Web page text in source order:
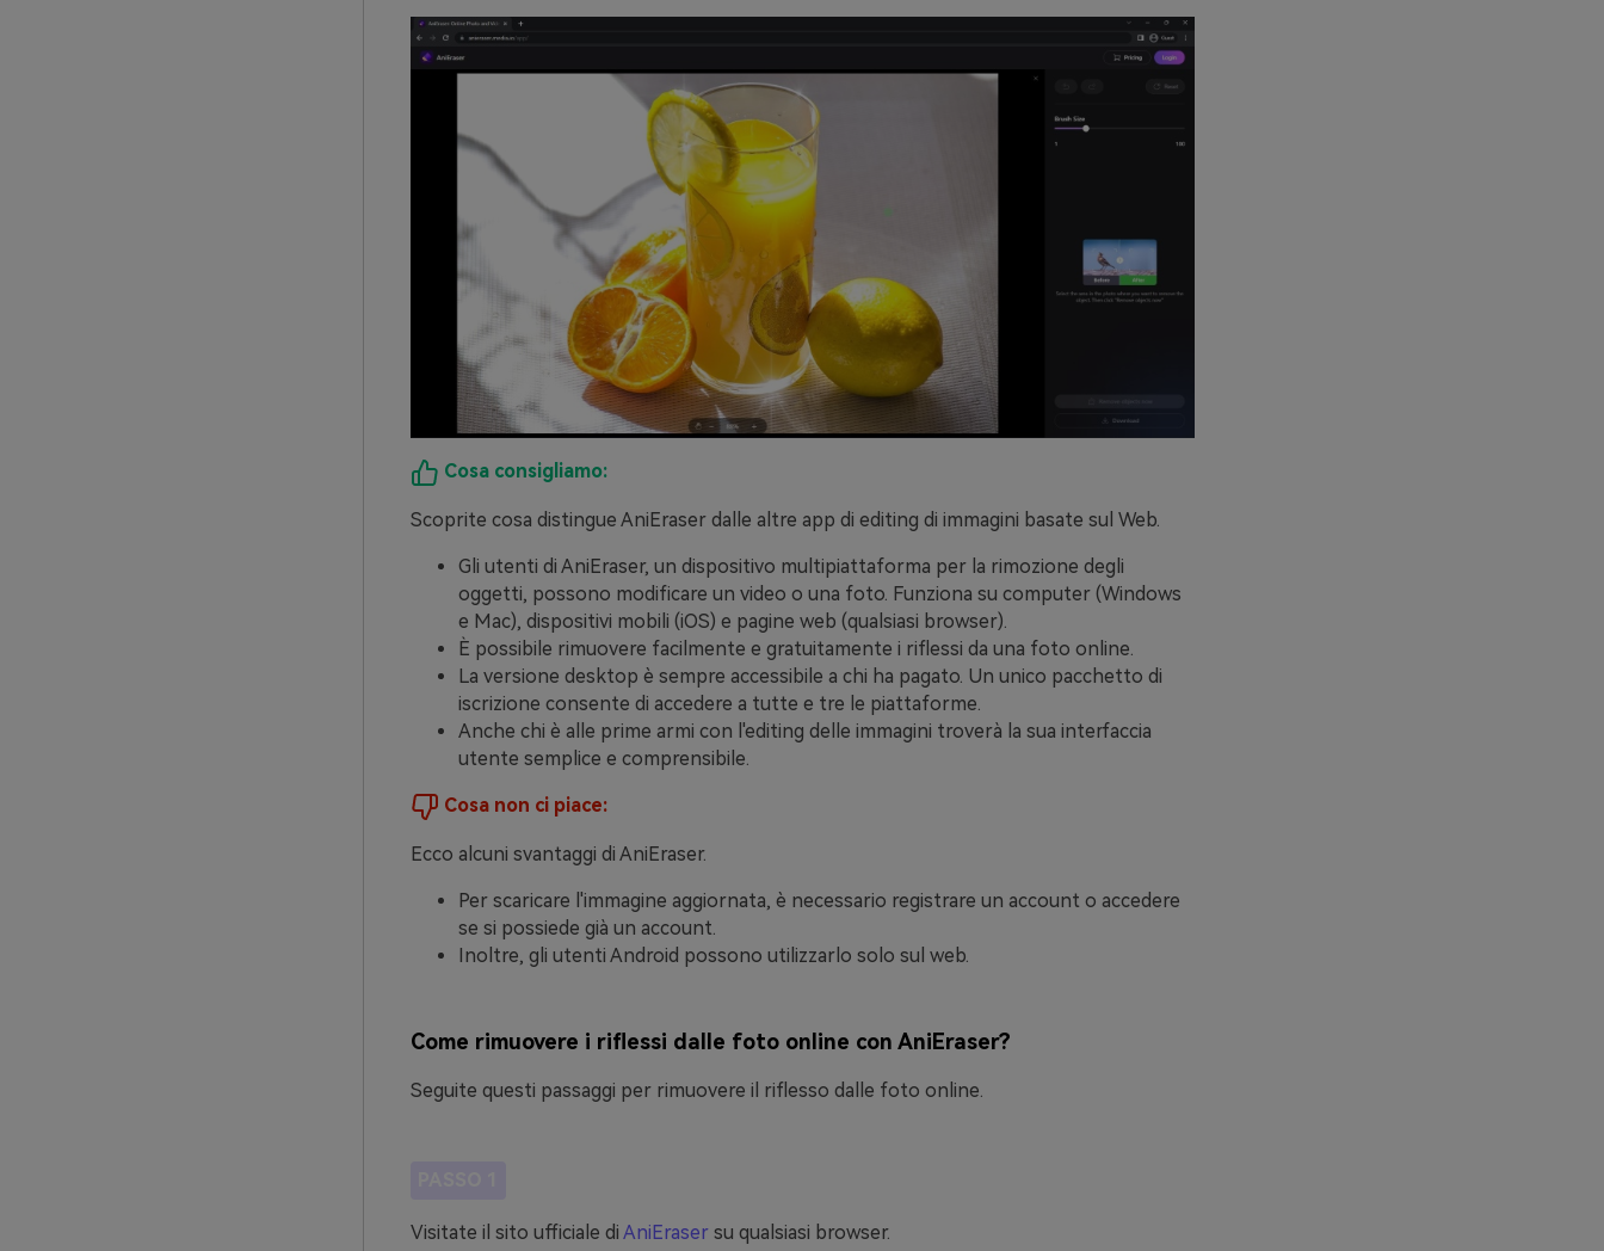
Cosa consigliamo:
Scoprite cosa distingue AniEraser dalle altre app di editing di immagini basate sul Web.
Gli utenti di AniEraser, un dispositivo multipiattaforma per la rimozione degli
oggetti, possono modificare un video o una foto. Funziona su computer (Windows
e Mac), dispositivi mobili (iOS) e pagine web (qualsiasi browser).
È possibile rimuovere facilmente e gratuitamente i riflessi da una foto online.
La versione desktop è sempre accessibile a chi ha pagato. Un unico pacchetto di
iscrizione consente di accedere a tutte e tre le piattaforme.
Anche chi è alle prime armi con l'editing delle immagini troverà la sua interfaccia
utente semplice e comprensibile.
Cosa non ci piace:
Ecco alcuni svantaggi di AniEraser.
Per scaricare l'immagine aggiornata, è necessario registrare un account o accedere
se si possiede già un account.
Inoltre, gli utenti Android possono utilizzarlo solo sul web.
Come rimuovere i riflessi dalle foto online con AniEraser?
Seguite questi passaggi per rimuovere il riflesso dalle foto online.
Visitate il sito ufficiale di AniErasersu qualsiasi browser.